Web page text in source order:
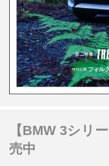
【BMW 3シリ
売中